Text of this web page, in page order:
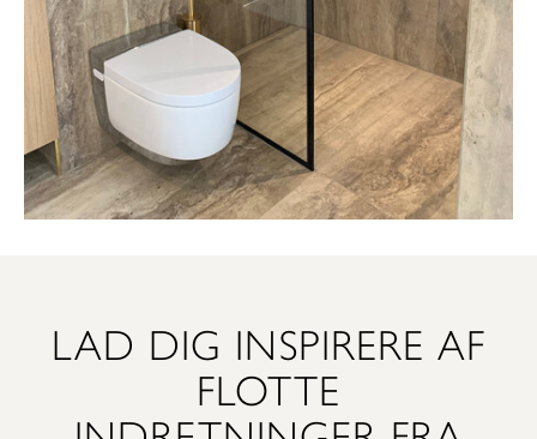
LAD DIG INSPIRERE AF
FLOTTE